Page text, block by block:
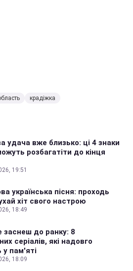
крадіжка
удача вже близько: ці 4 знаки
розбагатіти до кінця
19:51
українська пісня: проходь
хіт свого настрою
18:49
заснеш до ранку: 8
серіалів, які надовго
у пам'яті
18:09